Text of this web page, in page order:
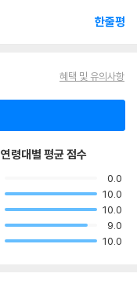
한줄평
혜택 및 유의사항
연령대별 평균 점수
0.0
10.0
10.0
9.0
10.0